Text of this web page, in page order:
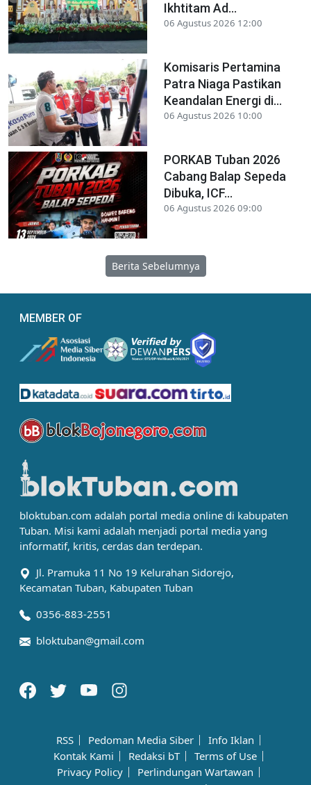
Ikhtitam Ad...
06 Agustus 2026 12:00
Komisaris Pertamina
Patra Niaga Pastikan
Keandalan Energi di...
06 Agustus 2026 10:00
PORKAB Tuban 2026
Cabang Balap Sepeda
Dibuka, ICF...
06 Agustus 2026 09:00
Berita Sebelumnya
MEMBER OF
bloktuban.com adalah portal media online di kabupaten
Tuban. Misi kami adalah menjadi portal media yang
informatif, kritis, cerdas dan terdepan.
Jl. Pramuka 11 No 19 Kelurahan Sidorejo,
Kecamatan Tuban, Kabupaten Tuban
0356-883-2551
bloktuban@gmail.com
RSS Pedoman Media Siber
Info Iklan
Kontak Kami
Redaksi bT
Terms of Use
Privacy Policy
Perlindungan Wartawan